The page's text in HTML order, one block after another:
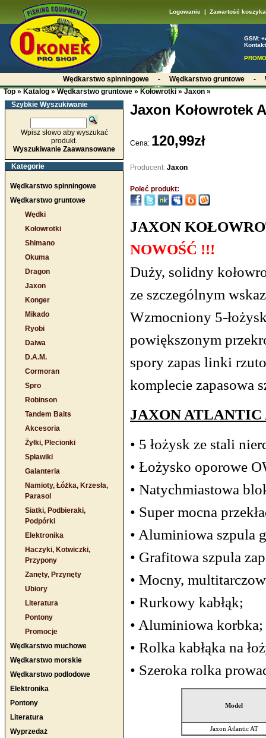
Logowanie| Zawartość koszyka
GSM:
Wędkarstwo spinningowe - Wędkarstwo gruntowe -
Top » Katalog » Wędkarstwo gruntowe » Kołowrotki » Jaxon »
Szybkie Wyszukiwanie
Wpisz słowo aby wyszukać
produkt.
Wyszukiwanie Zaawansowane
Kategorie
Wędkarstwo spinningowe
Wędkarstwo gruntowe
Wędki
Kołowrotki
Shimano
Okuma
Dragon
Jaxon
Konger
Mikado
Ryobi
Daiwa
D.A.M.
Cormoran
Spro
Robinson
Tandem Baits
Akcesoria
Żyłki, Plecionki
Spławiki
Galanteria
Namioty, Łóżka, Krzesła,
Parasol
Siatki, Podbieraki,
Podpórki
Elektronika
Haczyki, Kotwiczki,
Przypony
Zanęty, Przynęty
Ubiory
Literatura
Pontony
Promocje
Wędkarstwo muchowe
Wędkarstwo morskie
Wędkarstwo podlodowe
Elektronika
Pontony
Literatura
Wyprzedaż
Jaxon Kołowrotek
Cena: 120,99zł
Producent: Jaxon
Poleć produkt:
JAXON
NOWOŚĆ !!!
Duży, solidny
ze szczególnym
Wzmocniony 5-
powiększonym
spory zapas linki
komplecie zapasowa
JAXON ATLANTIC
• 5 łożysk ze stali
• Łożysko oporowe
• Natychmiastowa
• Super mocna
• Aluminiowa szpula
• Grafitowa szpula
• Mocny,
• Rurkowy kabłąk;
• Aluminiowa korbka;
• Rolka kabłąka na
• Szeroka rolka
Model
Jaxon Atlantic AT